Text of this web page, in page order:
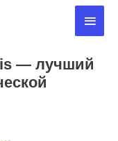
— лучший